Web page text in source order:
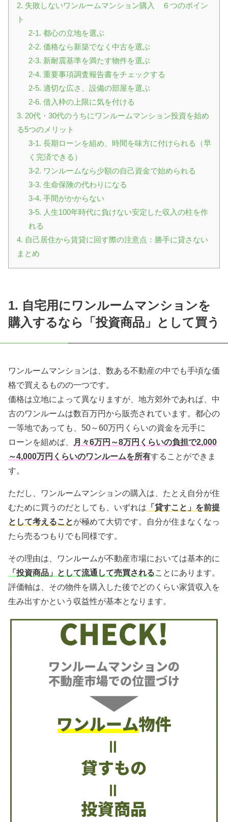
2. 失敗しないワンルームマンション購入 ６つのポイン
ト
2-1. 都心の立地を選ぶ
2-2. 価格なら新築でなく中古を選ぶ
2-3. 新耐震基準を満たす物件を選ぶ
2-4. 重要事項調査報告書をチェックする
2-5. 適切な広さ、設備の部屋を選ぶ
2-6. 借入枠の上限に気を付ける
3. 20代・30代のうちにワンルームマンション投資を始め
る5つのメリット
3-1. 長期ローンを組め、時間を味方に付けられる（早
く完済できる）
3-2. ワンルームなら少額の自己資金で始められる
3-3. 生命保険の代わりになる
3-4. 手間がかからない
3-5. 人生100年時代に負けない安定した収入の柱を作
れる
4. 自己居住から賃貸に回す際の注意点：勝手に貸さない
まとめ
1. 自宅用にワンルームマンションを
購入するなら「投資商品」として買う
ワンルームマンションは、数ある不動産の中でも手頃な価
格で買えるものの一つです。
価格は立地によって異なりますが、地方郊外であれば、中
古のワンルームは数百万円から販売されています。都心の
一等地であっても、50～60万円くらいの資金を元手に
ローンを組めば、
月々6万円～8万円くらいの負担で2,000
～4,000万円くらいのワンルームを所有することができま
す。
ただし、ワンルームマンションの購入は、たとえ自分が住
むために買うのだとしても、いずれは 「貸すこと」を前提
として考えることが極めて大切です。自分が住まなくなっ
たら売るつもりでも同様です。
その理由は、ワンルームが不動産市場においては基本的に
「投資商品」として流通して売買されることにあります。
評価軸は、その物件を購入した後でどのくらい家賃収入を
生み出すかという収益性が基本となります。